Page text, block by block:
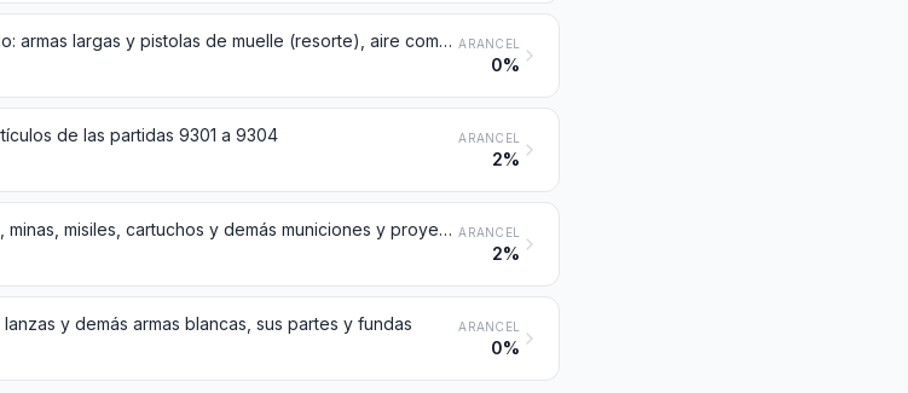
Las demás armas [por ejemplo: armas largas y pistolas de muelle (resorte), aire comprimido o gas, porras], excepto las de la partida 9307 ARANCEL
0%
de las partidas 9301 a 9304 ARANCEL
2%
Bombas, granadas, torpedos, minas, misiles, cartuchos y demás municiones y proyectiles, y sus partes, incluidas las postas, perdigones y tacos para cartuchos ARANCEL
2%
y demás armas blancas, sus partes y fundas ARANCEL
0%